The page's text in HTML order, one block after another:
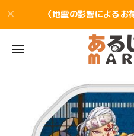
〈地震の影響によるお